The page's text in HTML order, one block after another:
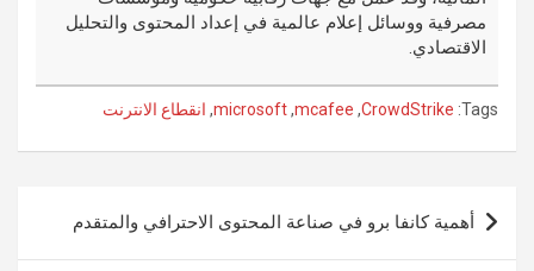
مصرفية ووسائل إعلام عالمية في إعداد المحتوى والتحليل
الاقتصادي.
Tags:
CrowdStrike
,
mcafee
,
microsoft
, انقطاع الانترنت
تصفّح
المقالات
أهمية كانفا برو في صناعة المحتوى الاحترافي والمتقدم